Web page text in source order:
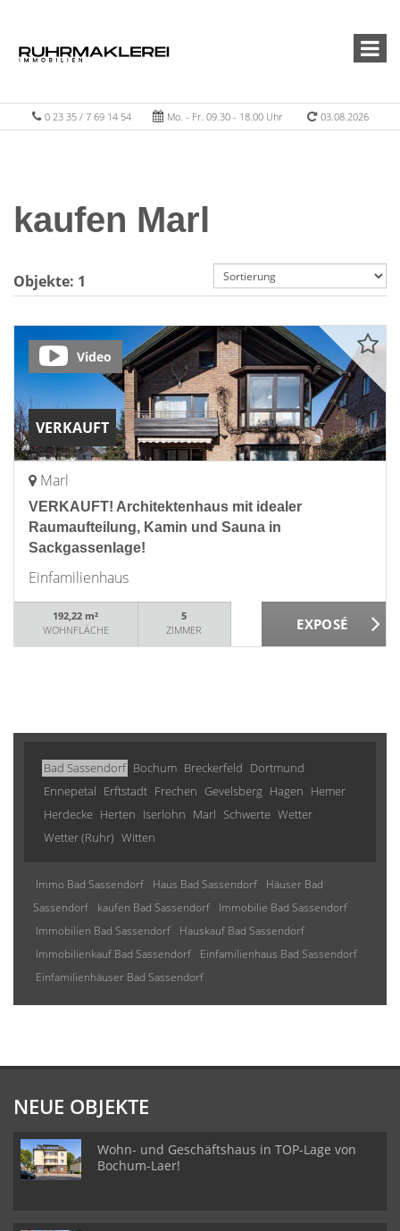
0 23 35 / 7 69 14 54 Mo. - Fr. 09.30 - 18.00 Uhr 03.08.2026
kaufen Marl
Objekte: 1
VERKAUFT
Video
Marl
VERKAUFT! Architektenhaus mit idealer
Raumaufteilung, Kamin und Sauna in
Sackgassenlage!
Einfamilienhaus
192,22 m²
WOHNFLÄCHE
5
ZIMMER
Bad Sassendorf Bochum Breckerfeld Dortmund
Ennepetal Erftstadt Frechen Gevelsberg Hagen Hemer
Herdecke Herten Iserlohn Marl Schwerte Wetter
Wetter (Ruhr) Witten
Immo Bad Sassendorf Haus Bad Sassendorf
Häuser Bad
Sassendorf
kaufen Bad Sassendorf
Immobilie Bad Sassendorf
Immobilien Bad Sassendorf
Hauskauf Bad Sassendorf
Immobilienkauf Bad Sassendorf
Einfamilienhaus Bad Sassendorf
Einfamilienhäuser Bad Sassendorf
NEUE OBJEKTE
Wohn- und Geschäftshaus in TOP-Lage von
Bochum-Laer!